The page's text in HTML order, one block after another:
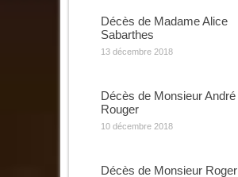
Décès de Madame Alice
Sabarthes
13 décembre 2018
Décès de Monsieur André
Rouger
10 décembre 2018
Décès de Monsieur Roger